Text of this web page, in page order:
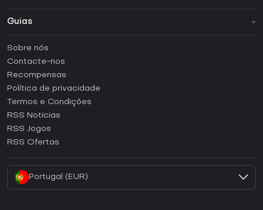
Guias
Como ativar uma CD Key Steam?
Como ativar uma CD Key Epic Games?
Como ativar uma CD Key GOG?
Como ativar uma CD Key Ubisoft Connect?
Sobre nós
Contacte-nos
Recompensas
Política de privacidade
Termos e Condições
RSS Noticias
RSS Jogos
RSS Ofertas
Portugal (EUR)